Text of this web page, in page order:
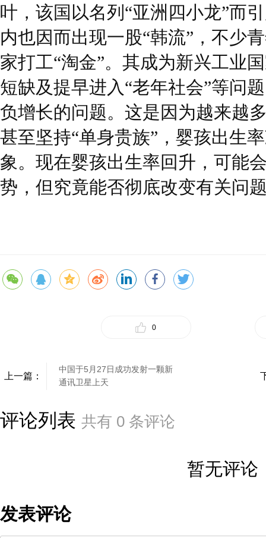
叶，该国以名列“亚洲四小龙”而
内也因而出现一股“韩流”，不少
家打工“淘金”。其成为新兴工业
短缺及提早进入“老年社会”等问
负增长的问题。这是因为越来越
甚至坚持“单身贵族”，婴孩出生
象。现在婴孩出生率回升，可能
势，但究竟能否彻底改变有关问
0
上一篇：
中国于5月27日成功发射一颗新
通讯卫星上天
评论列表 共有 0 条评论
暂无评论
发表评论